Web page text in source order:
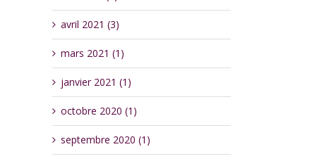
avril 2021 (3)
mars 2021 (1)
janvier 2021 (1)
octobre 2020 (1)
septembre 2020 (1)